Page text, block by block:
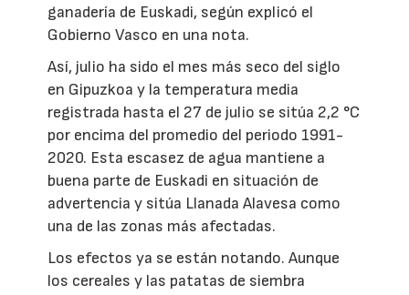
ganadería de Euskadi, según explicó el
Gobierno Vasco en una nota.
Así, julio ha sido el mes más seco del siglo
en Gipuzkoa y la temperatura media
registrada hasta el 27 de julio se sitúa 2,2 °C
por encima del promedio del periodo 1991-
2020. Esta escasez de agua mantiene a
buena parte de Euskadi en situación de
advertencia y sitúa Llanada Alavesa como
una de las zonas más afectadas.
Los efectos ya se están notando. Aunque
los cereales y las patatas de siembra